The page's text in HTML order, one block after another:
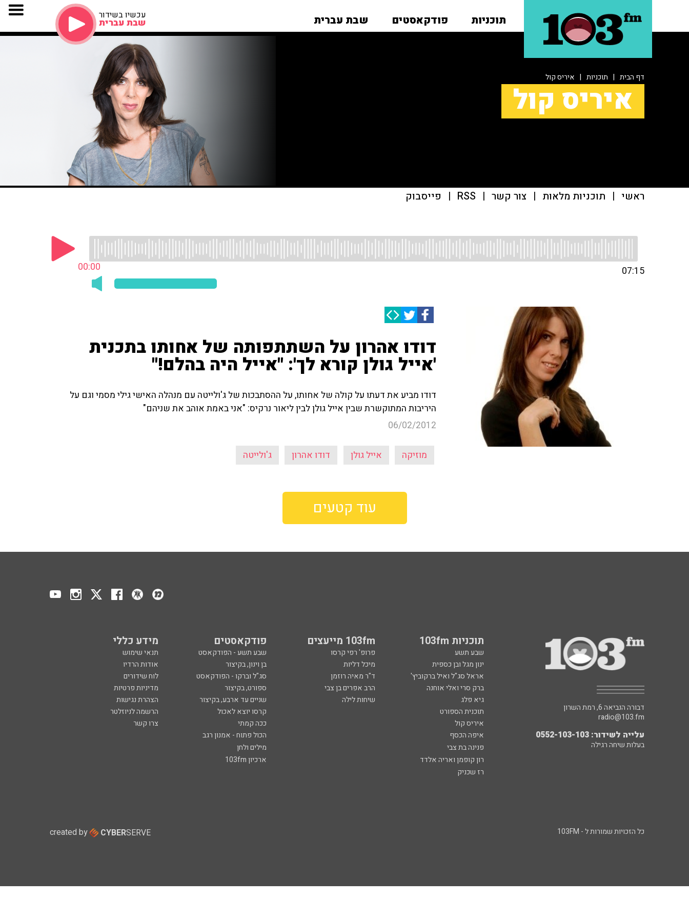
תוכניות פודקאסטים שבת עברית עכשיו בשידור
שבת עברית
דף הבית | תוכניות | איריס קול
איריס קול
ראשי | תוכניות מלאות | צור קשר |
RSS
| פייסבוק
00:00 07:15
דודו אהרון על השתתפותה של אחותו בתכנית
'אייל גולן קורא לך': "אייל היה בהלם!"
דודו מביע את דעתו על קולה של אחותו, על ההסתבכות של ג'ולייטה עם מנהלה האישי גילי מסמי וגם על
היריבות המתוקשרת שבין אייל גולן לבין ליאור נרקיס: "אני באמת אוהב את שניהם"
06/02/2012
מוזיקה אייל גולן דודו אהרון ג'ולייטה
עוד קטעים
תוכניות 103fm 103fm מייעצים פודקאסטים מידע כללי
שבע תשע פרופ' רפי קרסו שבע תשע - הפודקאסט
תנאי שימוש
ינון מגל ובן כספית
מיכל דליות בן וינון, בקיצור
אודות הרדיו
אראל סג"ל ואיל ברקוביץ'
ד"ר מאיה רוזמן סג"ל וברקו - הפודקאסט
לוח שידורים
ברק סרי ואלי אוחנה
הרב אפרים בן צבי ספורט, בקיצור
מדיניות פרטיות
גיא פלג
שיחות לילה שניים עד ארבע, בקיצור
הצהרת נגישות
תוכנית הספורט
קרסו יוצא לאכול
הרשמה לניוזלטר
איריס קול
ככה קמתי
צרו קשר
איפה הכסף
הכול פתוח - אמנון רגב
פנינה בת צבי
מילים ולחן
רון קופמן ואריה אלדד
ארכיון 103fm
רז שכניק
דבורה הנביאה 6, רמת השרון
radio@103.fm
עלייה לשידור: 0552-103-103
בעלות שיחה רגילה
כל הזכויות שמורות ל - 103FM created by CYBERSERVE